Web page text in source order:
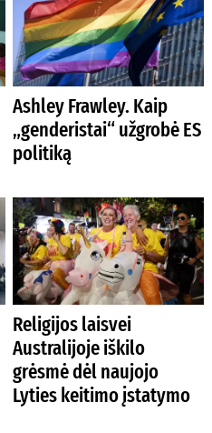
Ashley Frawley. Kaip
„genderistai“ užgrobė ES
politiką
Religijos laisvei
Australijoje iškilo
grėsmė dėl naujojo
Lyties keitimo įstatymo